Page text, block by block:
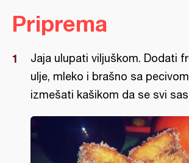
Priprema
Jaja ulupati viljuškom. Dodati
ulje, mleko i brašno sa
izmešati kašikom da se svi